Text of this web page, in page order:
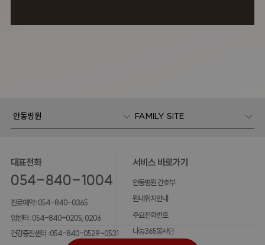
안동병원 FAMILY SITE
대표전화
054-840-1004
진료예약 :054-840-0365
암센터 :054-840-0205, 0206
건강증진센터 :054-840-0529~0531
서비스 바로가기
안동병원 간호부
원내위치안내
주요전화번호
나눔365봉사단